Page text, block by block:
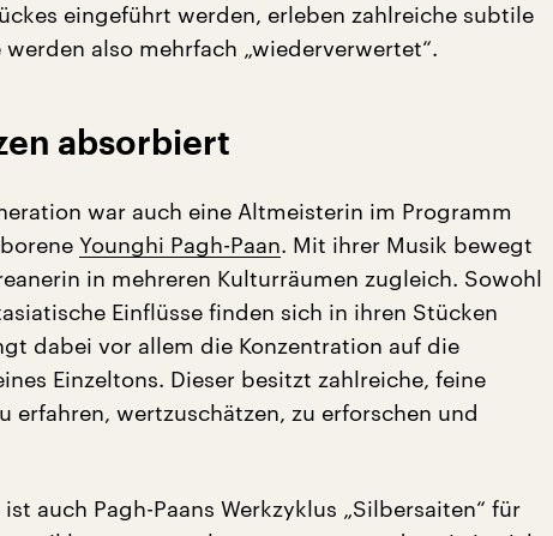
eingeführt werden, erleben zahlreiche subtile
also mehrfach „wiederverwertet“.
absorbiert
war auch eine Altmeisterin im Programm
Younghi Pagh-Paan. Mit ihrer Musik bewegt
in mehreren Kulturräumen zugleich. Sowohl
Einflüsse finden sich in ihren Stücken
dabei vor allem die Konzentration auf die
Einzeltons. Dieser besitzt zahlreiche, feine
erfahren, wertzuschätzen, zu erforschen und
auch Pagh-Paans Werkzyklus „Silbersaiten“ für